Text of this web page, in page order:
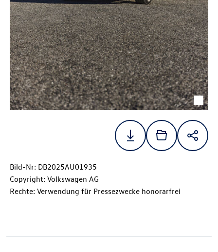
Bild-Nr: DB2025AU01935
Copyright: Volkswagen AG
Rechte: Verwendung für Pressezwecke honorarfrei